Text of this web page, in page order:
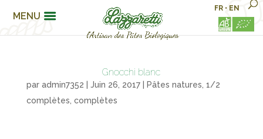
MENU
FR • EN
Gnocchi blanc
par admin7352 Juin 26, 2017|
Pâtes natures, 1/2
complètes, complètes